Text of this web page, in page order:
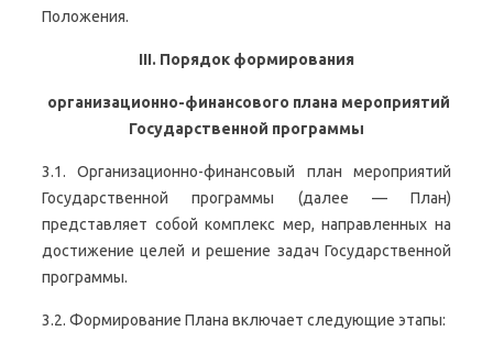
Положения.
III. Порядок формирования
организационно-финансового плана мероприятий
Государственной программы
3.1. Организационно-финансовый план мероприятий
Государственной программы (далее — План)
представляет собой комплекс мер, направленных на
достижение целей и решение задач Государственной
программы.
3.2. Формирование Плана включает следующие этапы: